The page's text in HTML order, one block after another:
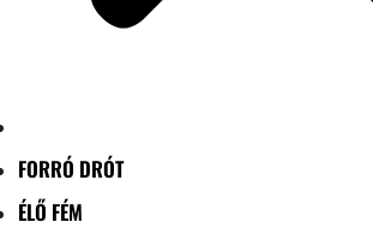
FORRÓ DRÓT
ÉLŐ FÉM